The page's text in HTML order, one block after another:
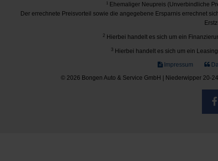
1Ehemaliger Neupreis (Unverbindliche
Der errechnete Preisvorteil sowie die angegebene Ersparnis errechnet
2 Hierbei handelt es sich um ein
3 Hierbei handelt es sich um ein
Impressum
© 2026 Bongen Auto & Service GmbH | Niederwipper 20-